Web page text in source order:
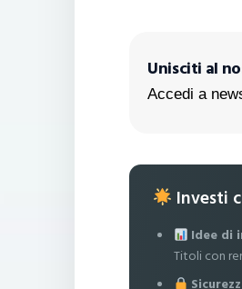
Unisciti al
Accedi a
Investi
Idee di
Titoli con